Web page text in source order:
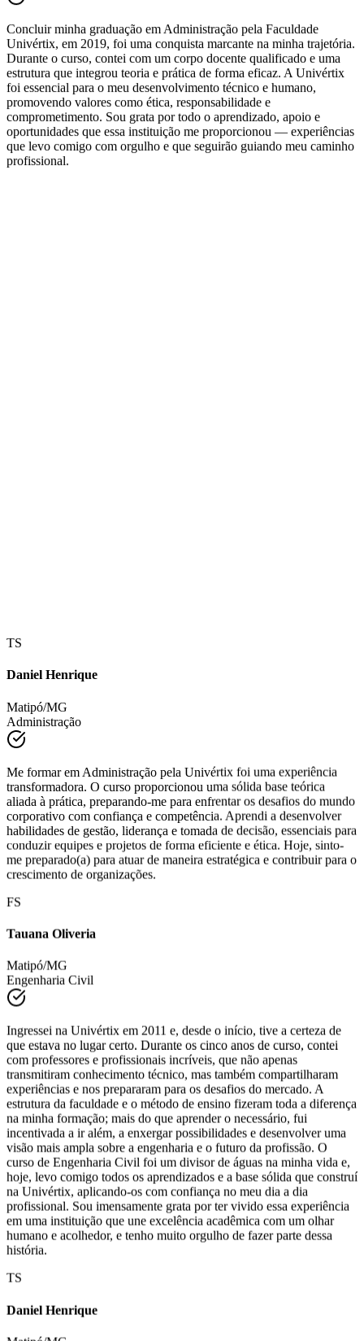
Concluir minha graduação em Administração pela Faculdade
Univértix, em 2019, foi uma conquista marcante na minha trajetória.
Durante o curso, contei com um corpo docente qualificado e uma
estrutura que integrou teoria e prática de forma eficaz. A Univértix
foi essencial para o meu desenvolvimento técnico e humano,
promovendo valores como ética, responsabilidade e
comprometimento. Sou grata por todo o aprendizado, apoio e
oportunidades que essa instituição me proporcionou — experiências
que levo comigo com orgulho e que seguirão guiando meu caminho
Administração
transformadora. O curso proporcionou uma sólida base teórica
aliada à prática, preparando-me para enfrentar os desafios do mundo
corporativo com confiança e competência. Aprendi a desenvolver
habilidades de gestão, liderança e tomada de decisão, essenciais para
conduzir equipes e projetos de forma eficiente e ética. Hoje, sinto-
me preparado(a) para atuar de maneira estratégica e contribuir para o
crescimento de organizações.
Engenharia Civil
que estava no lugar certo. Durante os cinco anos de curso, contei
com professores e profissionais incríveis, que não apenas
transmitiram conhecimento técnico, mas também compartilharam
experiências e nos prepararam para os desafios do mercado. A
estrutura da faculdade e o método de ensino fizeram toda a diferença
na minha formação; mais do que aprender o necessário, fui
incentivada a ir além, a enxergar possibilidades e desenvolver uma
visão mais ampla sobre a engenharia e o futuro da profissão. O
curso de Engenharia Civil foi um divisor de águas na minha vida e,
hoje, levo comigo todos os aprendizados e a base sólida que construí
na Univértix, aplicando-os com confiança no meu dia a dia
profissional. Sou imensamente grata por ter vivido essa experiência
em uma instituição que une excelência acadêmica com um olhar
humano e acolhedor, e tenho muito orgulho de fazer parte dessa
história.